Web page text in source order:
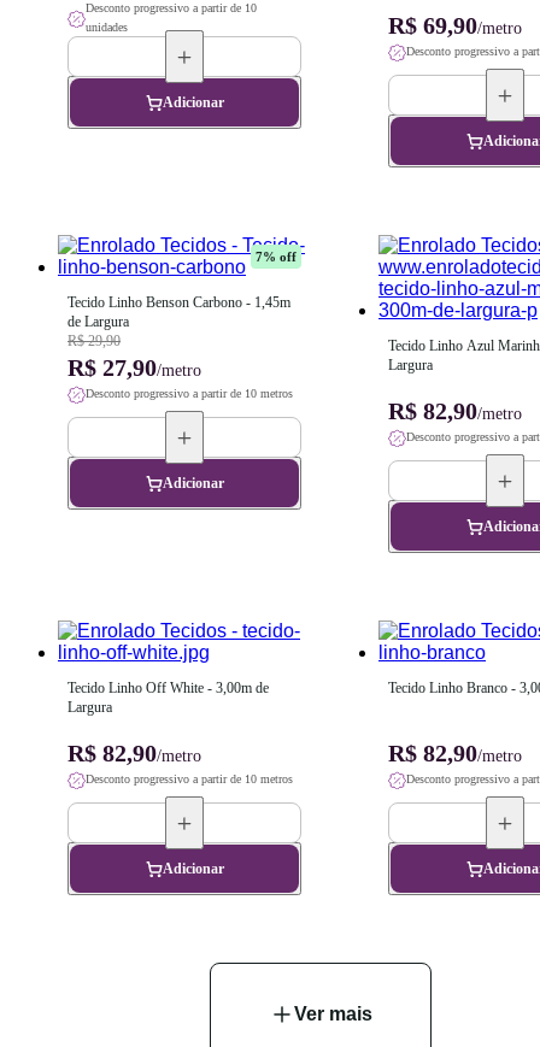
Desconto progressivo a partir de 10
unidades
Adicionar
R$ 69,90/metro
Desconto progressivo a
7% off
Tecido Linho Benson Carbono - 1,45m
de Largura
R$ 29,90
R$ 27,90/metro
Desconto progressivo a partir de 10 metros
Adicionar
Tecido Linho Azul
Largura
R$ 82,90/metro
Desconto progressivo a
Tecido Linho Off White - 3,00m de
Largura
R$ 82,90/metro
Desconto progressivo a partir de 10 metros
Adicionar
Tecido Linho Branco -
R$ 82,90/metro
Desconto progressivo a
Ver mais